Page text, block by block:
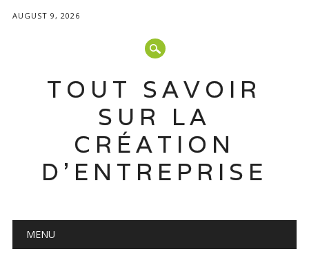
AUGUST 9, 2026
TOUT SAVOIR
SUR LA
CRÉATION
D'ENTREPRISE
Main menu
MENU